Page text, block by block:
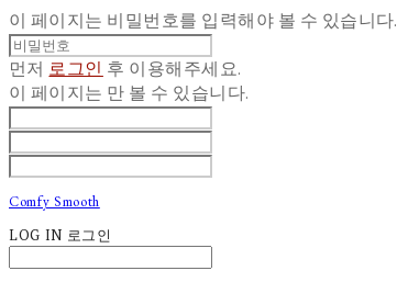
이 페이지는 비밀번호를 입력해야 볼 수 있습니다.
먼저 로그인 후 이용해주세요.
이 페이지는 만 볼 수 있습니다.
Comfy Smooth
LOG IN 로그인